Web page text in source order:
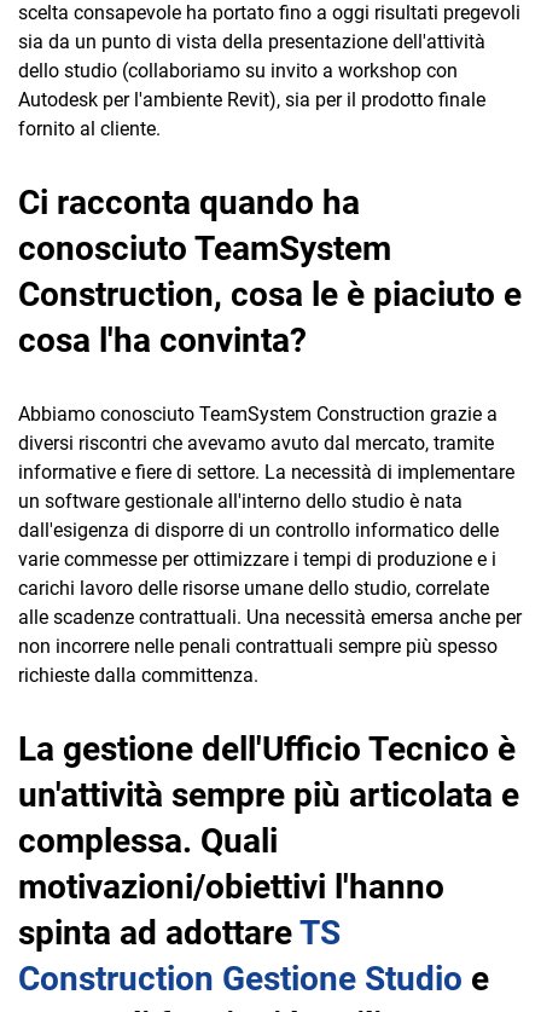
scelta consapevole ha portato fino a oggi risultati pregevoli
sia da un punto di vista della presentazione dell'attività
dello studio (collaboriamo su invito a workshop con
Autodesk per l'ambiente Revit), sia per il prodotto finale
fornito al cliente.
Ci racconta quando ha
conosciuto TeamSystem
Construction, cosa le è piaciuto e
cosa l'ha convinta?
Abbiamo conosciuto TeamSystem Construction grazie a
diversi riscontri che avevamo avuto dal mercato, tramite
informative e fiere di settore. La necessità di implementare
un software gestionale all'interno dello studio è nata
dall'esigenza di disporre di un controllo informatico delle
varie commesse per ottimizzare i tempi di produzione e i
carichi lavoro delle risorse umane dello studio, correlate
alle scadenze contrattuali. Una necessità emersa anche per
non incorrere nelle penali contrattuali sempre più spesso
richieste dalla committenza.
La gestione dell'Ufficio Tecnico è
un'attività sempre più articolata e
complessa. Quali
motivazioni/obiettivi l'hanno
spinta ad adottareTS
Construction Gestione Studio e